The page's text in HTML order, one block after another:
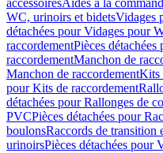
accessoiresAides à la
WC, urinoirs et bidetsVidages
détachées pour Vidages pour
raccordementPièces détachées
raccordementManchon de
Manchon de raccordementKits
pour Kits de raccordement
détachées pour Rallonges de
PVCPièces détachées pour
boulonsRaccords de transition
urinoirsPièces détachées pour